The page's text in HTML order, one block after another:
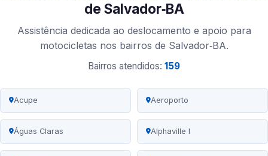
de Salvador‑BA
Assistência dedicada ao deslocamento e apoio para
motocicletas nos bairros de Salvador‑BA.
Bairros atendidos: 159
Acupe Aeroporto
Águas Claras Alphaville I